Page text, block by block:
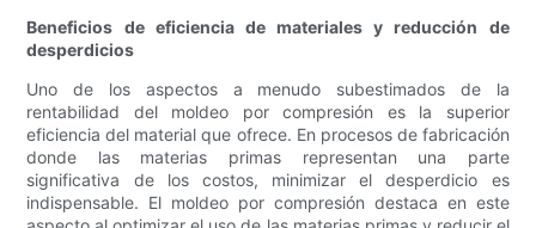
Beneficios de eficiencia de materiales y reducción de
desperdicios
Uno de los aspectos a menudo subestimados de la
rentabilidad del moldeo por compresión es la superior
eficiencia del material que ofrece. En procesos de fabricación
donde las materias primas representan una parte
significativa de los costos, minimizar el desperdicio es
indispensable. El moldeo por compresión destaca en este